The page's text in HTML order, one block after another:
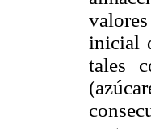
inicial
tales